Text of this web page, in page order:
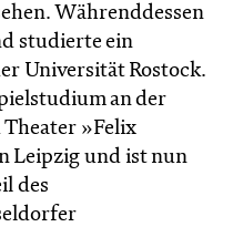
Währenddessen
studierte ein
Universität Rostock.
an der
»Felix
Leipzig und ist nun
des